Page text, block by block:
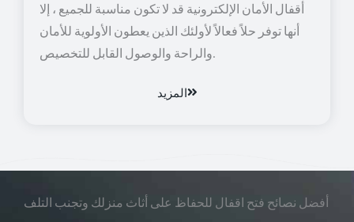
أقفال الأمان الإلكترونية قد لا تكون مناسبة للجميع ، إلا
أنها توفر حلاً فعالاً لأولئك الذين يعطون الأولوية للأمان
والراحة والوصول القابل للتخصيص.
المزيد
أفضل نصائح فتح اقفال للحفاظ على أثاث منزلك وتجنب التلف